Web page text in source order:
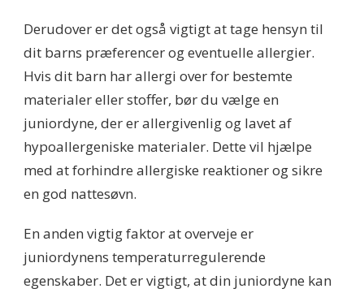
Derudover er det også vigtigt at tage hensyn til
dit barns præferencer og eventuelle allergier.
Hvis dit barn har allergi over for bestemte
materialer eller stoffer, bør du vælge en
juniordyne, der er allergivenlig og lavet af
hypoallergeniske materialer. Dette vil hjælpe
med at forhindre allergiske reaktioner og sikre
en god nattesøvn.
En anden vigtig faktor at overveje er
juniordynens temperaturregulerende
egenskaber. Det er vigtigt, at din juniordyne kan